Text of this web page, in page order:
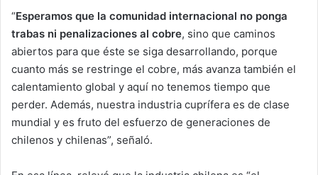
“Esperamos que la comunidad internacional no ponga
trabas ni penalizaciones al cobre, sino que caminos
abiertos para que éste se siga desarrollando, porque
cuanto más se restringe el cobre, más avanza también el
calentamiento global y aquí no tenemos tiempo que
perder. Además, nuestra industria cuprífera es de clase
mundial y es fruto del esfuerzo de generaciones de
chilenos y chilenas”, señaló.